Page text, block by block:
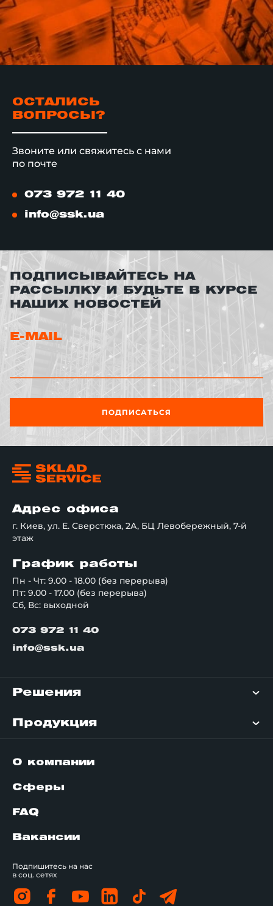
ОСТАЛИСЬ
ВОПРОСЫ?
Звоните или свяжитесь с нами
по почте
073 972 11 40
info@ssk.ua
ПОДПИСЫВАЙТЕСЬ НА
РАССЫЛКУ И БУДЬТЕ В КУРСЕ
НАШИХ НОВОСТЕЙ
E-MAIL
ПОДПИСАТЬСЯ
Адрес офиса
г. Киев, ул. Е. Сверстюка, 2А, БЦ Левобережный, 7-й
этаж
График работы
Пн - Чт: 9.00 - 18.00 (без перерыва)
Пт: 9.00 - 17.00 (без перерыва)
Сб, Вс: выходной
073 972 11 40
info@ssk.ua
Решения
Продукция
О компании
Сферы
FAQ
Вакансии
Подпишитесь на нас
в соц. сетях